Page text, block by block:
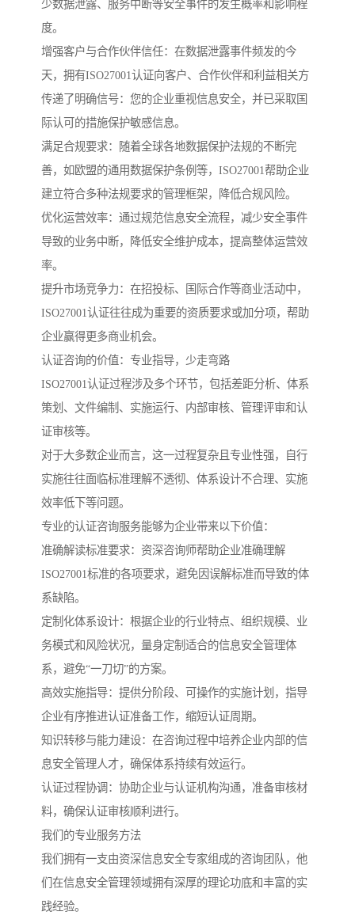
少数据泄露、服务中断等安全事件的发生概率和影响程
度。
增强客户与合作伙伴信任：在数据泄露事件频发的今
天，拥有ISO27001认证向客户、合作伙伴和利益相关方
传递了明确信号：您的企业重视信息安全，并已采取国
际认可的措施保护敏感信息。
满足合规要求：随着全球各地数据保护法规的不断完
善，如欧盟的通用数据保护条例等，ISO27001帮助企业
建立符合多种法规要求的管理框架，降低合规风险。
优化运营效率：通过规范信息安全流程，减少安全事件
导致的业务中断，降低安全维护成本，提高整体运营效
率。
提升市场竞争力：在招投标、国际合作等商业活动中，
ISO27001认证往往成为重要的资质要求或加分项，帮助
企业赢得更多商业机会。
认证咨询的价值：专业指导，少走弯路
ISO27001认证过程涉及多个环节，包括差距分析、体系
策划、文件编制、实施运行、内部审核、管理评审和认
证审核等。
对于大多数企业而言，这一过程复杂且专业性强，自行
实施往往面临标准理解不透彻、体系设计不合理、实施
效率低下等问题。
专业的认证咨询服务能够为企业带来以下价值：
准确解读标准要求：资深咨询师帮助企业准确理解
ISO27001标准的各项要求，避免因误解标准而导致的体
系缺陷。
定制化体系设计：根据企业的行业特点、组织规模、业
务模式和风险状况，量身定制适合的信息安全管理体
系，避免“一刀切”的方案。
高效实施指导：提供分阶段、可操作的实施计划，指导
企业有序推进认证准备工作，缩短认证周期。
知识转移与能力建设：在咨询过程中培养企业内部的信
息安全管理人才，确保体系持续有效运行。
认证过程协调：协助企业与认证机构沟通，准备审核材
料，确保认证审核顺利进行。
我们的专业服务方法
我们拥有一支由资深信息安全专家组成的咨询团队，他
们在信息安全管理领域拥有深厚的理论功底和丰富的实
践经验。